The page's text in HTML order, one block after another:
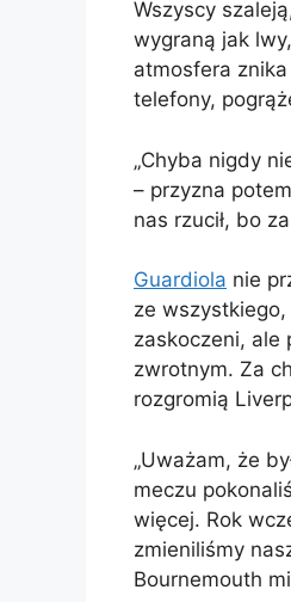
Wszyscy
wygraną jak
atmosfera
telefony,
„Chyba nigdy
– przyzna
nas rzucił, bo
Guardiola nie
ze wszystkiego,
zaskoczeni, ale
zwrotnym. Za
rozgromią
„Uważam, że
meczu
więcej. Rok
zmieniliśmy
Bournemouth